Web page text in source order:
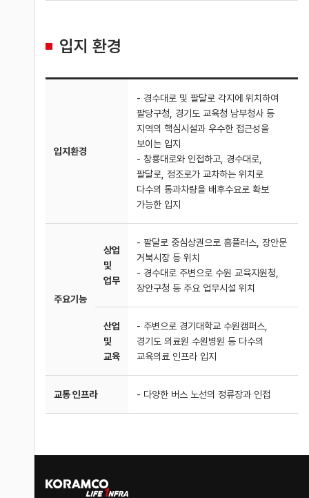
입지 환경
입지환경
- 경수대로 및 팔달로 각지에 위치하여
팔당구청, 경기도 교육청 남부청사 등
지역의 핵심시설과 우수한 접근성을
보이는 입지
- 창룡대로와 인접하고, 경수대로,
팔달로, 정조로가 교차하는 위치로
다수의 통과차량을 배후수요로 확보
가능한 입지
주요기능
상업
및
업무
- 팔달로 중심상권으로 홈플러스, 장안문
거북시장 등 위치
- 경수대로 주변으로 수원 교육지원청,
장안구청 등 주요 업무시설 위치
산업
및
교육
- 주변으로 경기대학교 수원캠퍼스,
경기도 의료원 수원병원 등 다수의
교육의료 인프라 입지
교통 인프라 - 다양한 버스 노선의 정류장과 인접